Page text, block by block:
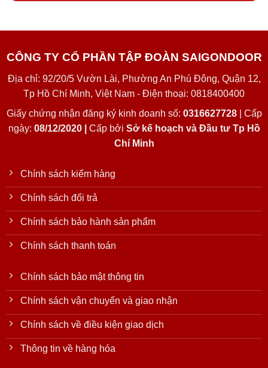
CÔNG TY CỔ PHẦN TẬP ĐOÀN SAIGONDOOR
Địa chỉ: 92/20/5 Vườn Lài, Phường An Phú Đông, Quận 12,
Tp Hồ Chí Minh, Việt Nam - Điện thoại: 0818400400
Giấy chứng nhận đăng ký kinh doanh số: 0316627728| Cấp
ngày: 08/12/2020 | Cấp bởi Sở kế hoạch và Đầu tư Tp Hồ
Chí Minh
Chính sách kiểm hàng
Chính sách đổi trả
Chính sách bảo hành sản phẩm
Chính sách thanh toán
Chính sách bảo mật thông tin
Chính sách vận chuyển và giao nhận
Chính sách về điều kiện giao dịch
Thông tin về hàng hóa